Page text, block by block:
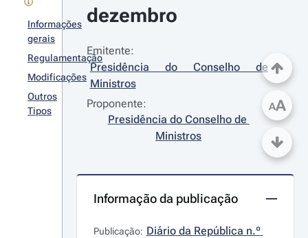
Informações
gerais
Regulamentação
Modificações
Outros
Tipos
dezembro
Emitente:
Presidência do Conselho de
Ministros
Proponente:
Presidência do Conselho de
Ministros
Informação da publicação
Publicação: Diário da República n.º
AA